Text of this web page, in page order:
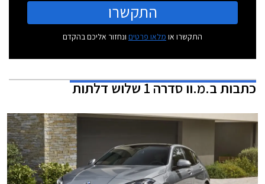
התקשרו
התקשרו או מלאו פרטים ונחזור אליכם בהקדם
כתבותב.מ.וו סדרה 1 שלוש דלתות